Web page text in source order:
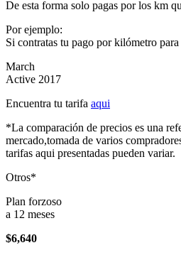
De esta forma solo pagas por los km
Por ejemplo:
Si contratas tu pago por kilómetro para
March
Active 2017
Encuentra tu tarifa aqui
*La comparación de precios es una
mercado,tomada de varios
tarifas aqui presentadas pueden variar.
Otros*
Plan forzoso
a 12 meses
$6,640